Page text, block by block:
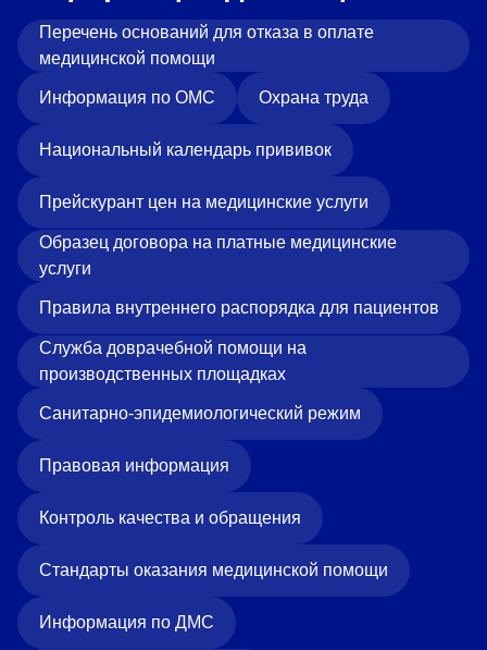
Перечень оснований для отказа в оплате
медицинской помощи
Информация по ОМС Охрана труда
Национальный календарь прививок
Прейскурант цен на медицинские услуги
Образец договора на платные медицинские
услуги
Правила внутреннего распорядка для пациентов
Служба доврачебной помощи на
производственных площадках
Санитарно-эпидемиологический режим
Правовая информация
Контроль качества и обращения
Стандарты оказания медицинской помощи
Информация по ДМС